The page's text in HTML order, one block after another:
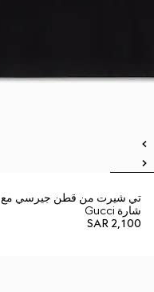
تي شيرت من قطن جيرسي مع
شارة Gucci
SAR 2,100